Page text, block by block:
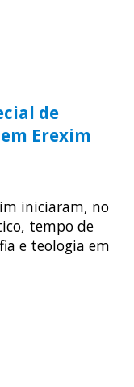
de
Erexim
iniciaram, no
tempo de
e teologia em